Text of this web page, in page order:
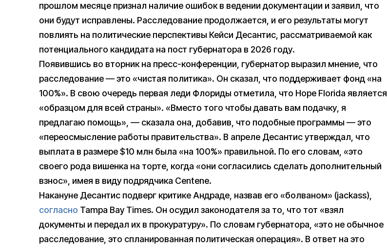
прошлом месяце признал наличие ошибок в ведении документации и заявил, что
они будут исправлены. Расследование продолжается, и его результаты могут
повлиять на политические перспективы Кейси Десантис, рассматриваемой как
потенциального кандидата на пост губернатора в 2026 году.
Появившись во вторник на пресс-конференции, губернатор выразил мнение, что
расследование — это «чистая политика». Он сказал, что поддерживает фонд «на
100%». В свою очередь первая леди Флориды отметила, что Hope Florida является
«образцом для всей страны». «Вместо того чтобы давать вам подачку, я
предлагаю помощь», — сказала она, добавив, что подобные программы — это
«переосмысление работы правительства». В апреле Десантис утверждал, что
выплата в размере $10 млн была «на 100%» правильной. По его словам, «это
своего рода вишенка на торте, когда «они согласились сделать дополнительный
взнос», имея в виду подрядчика Centene.
Накануне Десантис подверг критике Андраде, назвав его «болваном» (jackass),
согласно Tampa Bay Times. Он осудил законодателя за то, что тот «взял
документы и передал их в прокуратуру». По словам губернатора, «это не обычное
расследование, это спланированная политическая операция». В ответ на это